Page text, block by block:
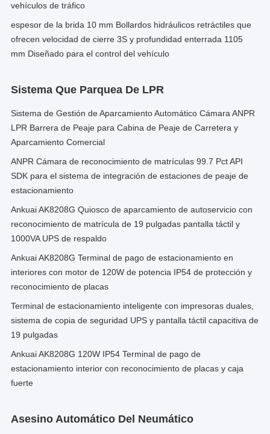
vehículos de tráfico
espesor de la brida 10 mm Bollardos hidráulicos retráctiles que
ofrecen velocidad de cierre 3S y profundidad enterrada 1105
mm Diseñado para el control del vehículo
Sistema Que Parquea De LPR
Sistema de Gestión de Aparcamiento Automático Cámara ANPR
LPR Barrera de Peaje para Cabina de Peaje de Carretera y
Aparcamiento Comercial
ANPR Cámara de reconocimiento de matrículas 99.7 Pct API
SDK para el sistema de integración de estaciones de peaje de
estacionamiento
Ankuai AK8208G Quiosco de aparcamiento de autoservicio con
reconocimiento de matrícula de 19 pulgadas pantalla táctil y
1000VA UPS de respaldo
Ankuai AK8208G Terminal de pago de estacionamiento en
interiores con motor de 120W de potencia IP54 de protección y
reconocimiento de placas
Terminal de estacionamiento inteligente con impresoras duales,
sistema de copia de seguridad UPS y pantalla táctil capacitiva de
19 pulgadas
Ankuai AK8208G 120W IP54 Terminal de pago de
estacionamiento interior con reconocimiento de placas y caja
fuerte
Asesino Automático Del Neumático